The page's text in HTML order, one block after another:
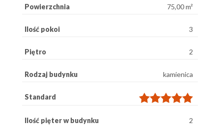
Powierzchnia 75,00 m²
Ilość pokoi 3
Piętro 2
Rodzaj budynku kamienica
Standard
Ilość pięter w budynku 2